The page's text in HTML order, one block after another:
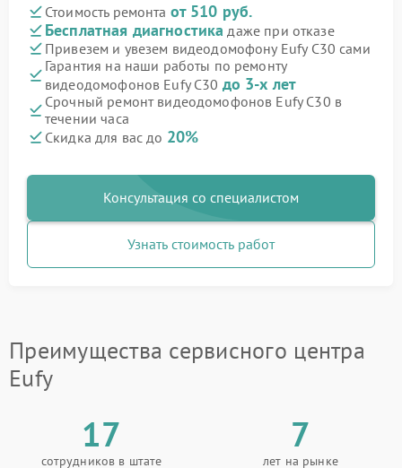
Стоимость ремонта от 510 руб.
Бесплатная диагностика даже при отказе
Привезем и увезем видеодомофону Eufy C30 сами
Гарантия на наши работы по ремонту
видеодомофонов Eufy C30 до 3-х лет
Срочный ремонт видеодомофонов Eufy C30 в
течении часа
Скидка для вас до 20%
Консультация со специалистом
Узнать стоимость работ
Преимущества сервисного центра
Eufy
17
сотрудников в штате
7
лет на рынке